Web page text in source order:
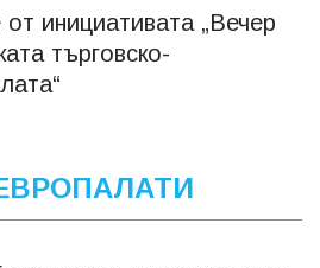
инициативата „Вечер
търговско-